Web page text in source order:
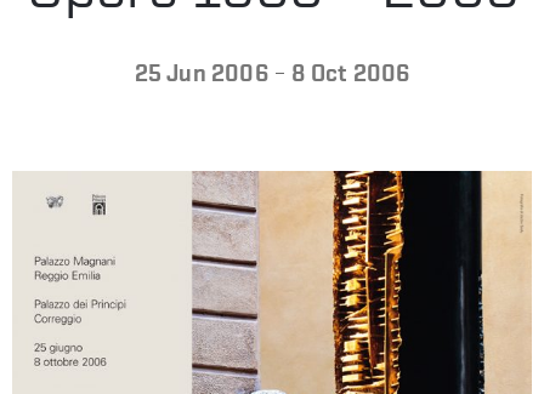
ITALIANO
25 Jun 2006- 8 Oct 2006